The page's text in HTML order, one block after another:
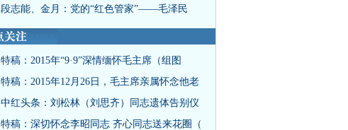
段志能、金月：党的“红色管家”——毛泽民
特稿：2015年“9·9”深情缅怀毛主席（组图
特稿：2015年12月26日，毛主席亲属怀念他老
中红头条：刘松林（刘思齐）同志遗体告别仪
特稿：深切怀念李昭同志 齐心同志送来花圈（